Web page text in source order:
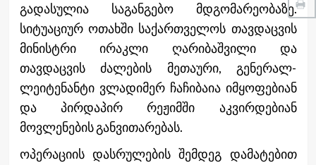
გადასულია საგანგებო მდგომარეობაზე.
სიტუაციურ ოთახში საქართველოს თავდაცვის
მინისტრი ირაკლი ღარიბაშვილი და
თავდაცვის ძალების მეთაური, გენერალ-
ლეიტენანტი ვლადიმერ ჩაჩიბაია იმყოფებიან
და პირდაპირ რეჟიმში აკვირდებიან
მოვლენების განვითარებას.
ოპერაციის დასრულების შემდეგ დამატებით